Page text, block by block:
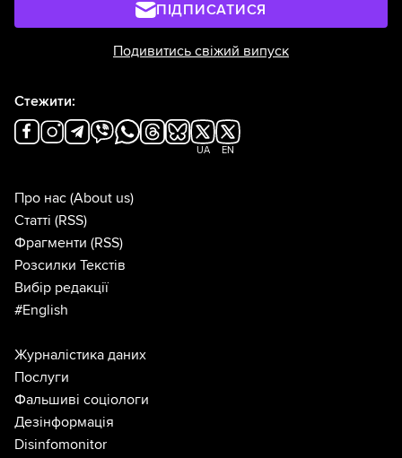
ПІДПИСАТИСЯ
Подивитись свіжий випуск
Стежити:
UA EN
Про нас (About us)
Статті (RSS)
Фрагменти (RSS)
Розсилки Текстів
Вибір редакції
#English
Журналістика даних
Послуги
Фальшиві соціологи
Дезінформація
Disinfomonitor